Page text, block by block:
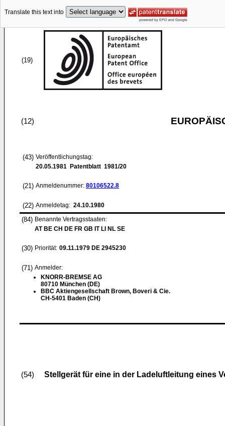
Translate this text into
(19)
(12)
(43) Veröffentlichungstag:
20.05.1981 Patentblatt 1981/20
(21) Anmeldenummer: 80106522.8
(22) Anmeldetag: 24.10.1980
(84) Benannte Vertragsstaaten:
AT BE CH DE FR GB IT LI NL SE
(30) Priorität: 09.11.1979 DE 2945230
(71) Anmelder:
KNORR-BREMSE AG
80710 München (DE)
BBC Aktiengesellschaft Brown, Boveri & Cie.
CH-5401 Baden (CH)
(54) Stellgerät für eine in der Ladeluftleitung eines